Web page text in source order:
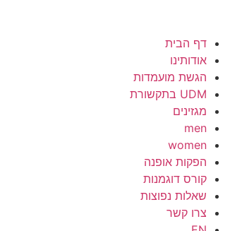
דף הבית
אודותינו
הגשת מועמדות
UDM בתקשורת
מגזינים
men
women
הפקות אופנה
קורס דוגמנות
שאלות נפוצות
צרו קשר